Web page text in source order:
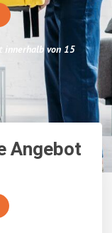
innerhalb von 15
Angebot